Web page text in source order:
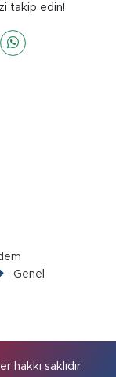
takip edin!
Genel
saklıdır.